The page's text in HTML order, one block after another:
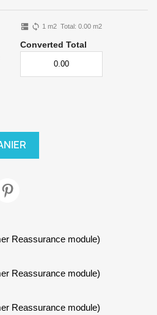
dns sync 1 m2 Total: 0.00 m2
Converted Total
Reassurance module)
Reassurance module)
Reassurance module)